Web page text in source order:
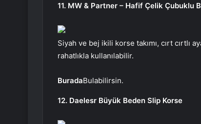
11. MW & Partner – Hafif Çelik Çubuklu
Siyah ve bej ikili korse takımı, cırt cırtlı
rahatlıkla kullanılabilir.
BuradaBulabilirsin.
12. Daelesr Büyük Beden Slip Korse